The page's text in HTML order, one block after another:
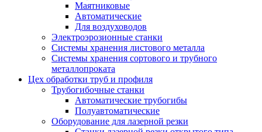
Маятниковые
Автоматические
Для воздуховодов
Электроэрозионные станки
Системы хранения листового металла
Системы хранения сортового и трубного
металлопроката
Цех обработки труб и профиля
Трубогибочные станки
Автоматические трубогибы
Полуавтоматические
Оборудование для лазерной резки